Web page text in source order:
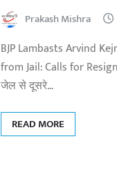
Prakash Mishra
BJP Lambasts Arvind
from Jail: Calls for
जेल से दूसरे…
READ MORE